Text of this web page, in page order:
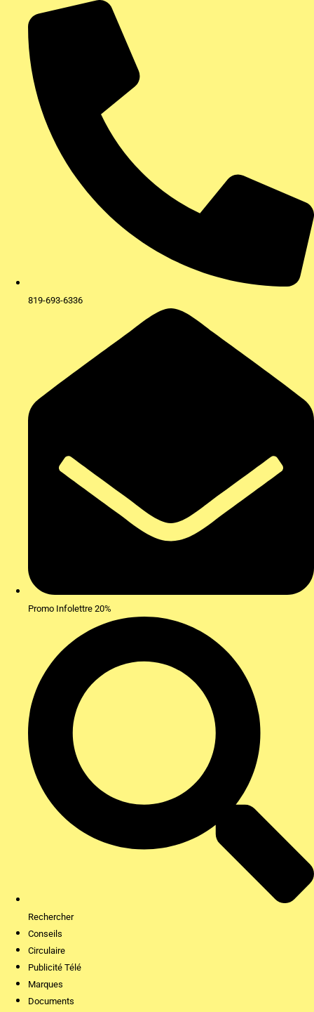
contenu
819-693-6336
Promo Infolettre 20%
Rechercher
Conseils
Circulaire
Publicité Télé
Marques
Documents